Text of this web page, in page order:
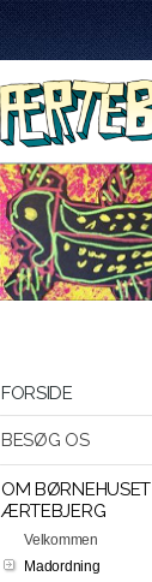
FORSIDE
BESØG OS
OM BØRNEHUSET
ÆRTEBJERG
Velkommen
Madordning